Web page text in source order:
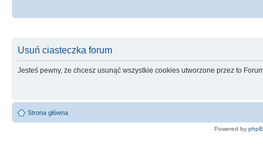
Usuń ciasteczka forum
Jesteś pewny, że chcesz usunąć wszystkie cookies utworzone przez to
Strona główna
Powered by